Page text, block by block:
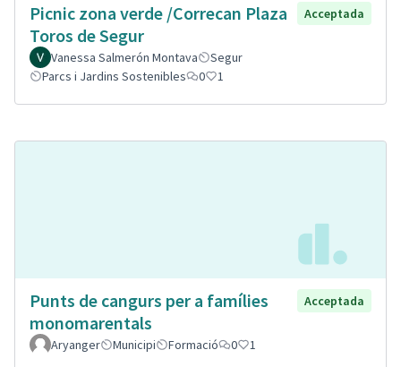
Picnic zona verde /Correcan Plaza
Toros de Segur
Acceptada
Vanessa Salmerón Montava
Segur
Parcs i Jardins Sostenibles
0 1
Punts de cangurs per a famílies
monomarentals
Acceptada
Aryanger Municipi Formació 0 1